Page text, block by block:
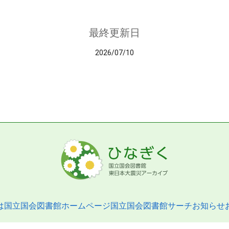
最終更新日
2026/07/10
国立国会図書館ホームページ国立国会図書館サーチお知らせ